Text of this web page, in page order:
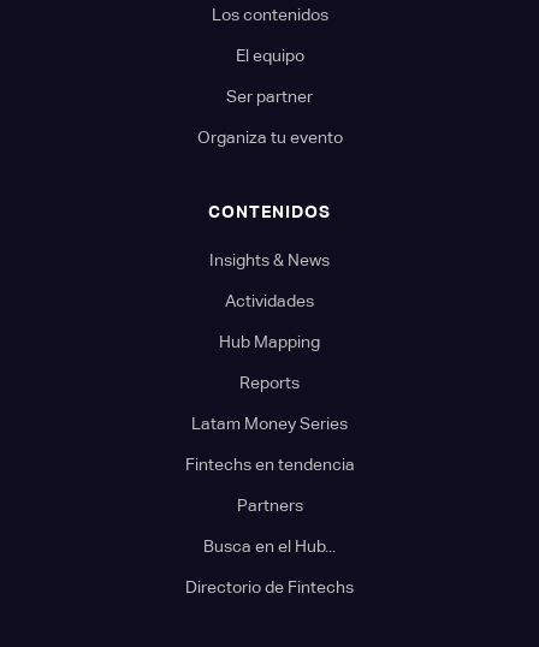
Los contenidos
El equipo
Ser partner
Organiza tu evento
CONTENIDOS
Insights & News
Actividades
Hub Mapping
Reports
Latam Money Series
Fintechs en tendencia
Partners
Busca en el Hub...
Directorio de Fintechs